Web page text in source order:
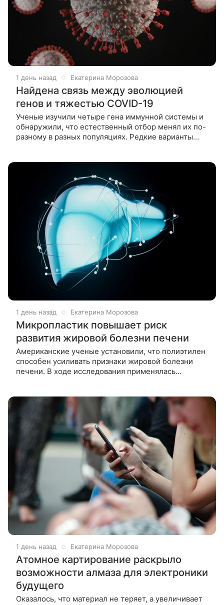
1 день назад Екатерина Морозова
Найдена связь между эволюцией
генов и тяжестью COVID-19
Ученые изучили четыре гена иммунной системы и
обнаружили, что естественный отбор менял их по-
разному в разных популяциях. Редкие варианты
1 день назад Екатерина Морозова
Микропластик повышает риск
развития жировой болезни печени
Американские ученые установили, что полиэтилен
способен усиливать признаки жировой болезни
печени. В ходе исследования применялась
1 день назад Екатерина Морозова
Атомное картирование раскрыло
возможности алмаза для электроники
будущего
Оказалось, что материал не теряет, а увеличивает